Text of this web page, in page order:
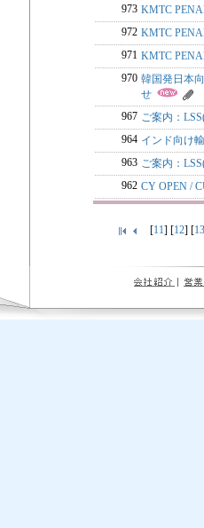
973 KMTC
972 KMTC
971 KMTC
970 韓国発日本
せ
967 ご案内：
964 インド向け
963 ご案内：
962 CY OPEN /
[11] [12] [13